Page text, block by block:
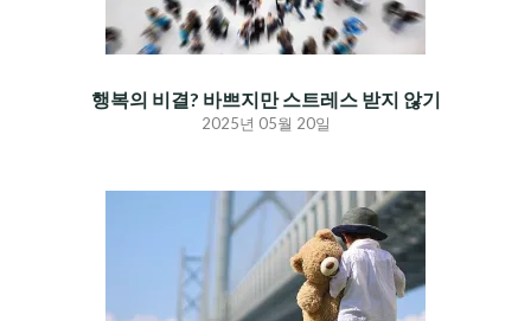
행복의 비결? 바쁘지만 스트레스 받지 않기
2025년 05월 20일